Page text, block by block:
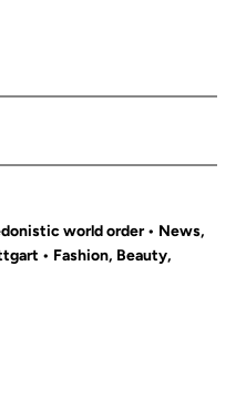
world order • News,
• Fashion, Beauty,